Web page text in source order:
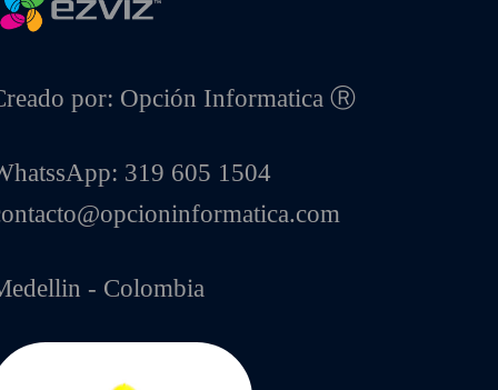
por: Opción Informatica Ⓡ
319 605 1504
- Colombia